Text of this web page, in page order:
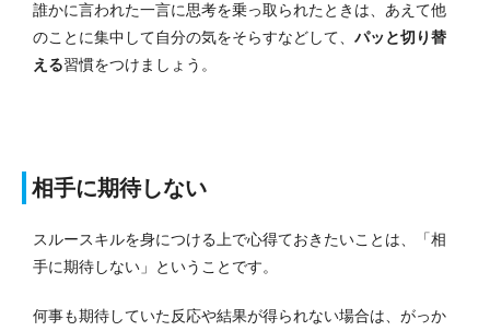
誰かに言われた一言に思考を乗っ取られたときは、あえて他
のことに集中して自分の気をそらすなどして、 パッと切り替
える習慣をつけましょう。
相手に期待しない
スルースキルを身につける上で心得ておきたいことは、「相
手に期待しない」ということです。
何事も期待していた反応や結果が得られない場合は、がっか